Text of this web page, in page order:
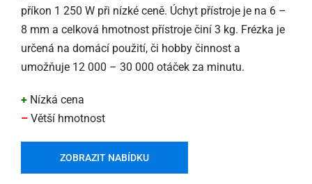
příkon 1 250 W při nízké ceně. Úchyt přístroje je na 6 –
8 mm a celková hmotnost přístroje činí 3 kg. Frézka je
určená na domácí použití, či hobby činnost a
umožňuje 12 000 – 30 000 otáček za minutu.
+ Nízká cena
– Větší hmotnost
ZOBRAZIT NABÍDKU